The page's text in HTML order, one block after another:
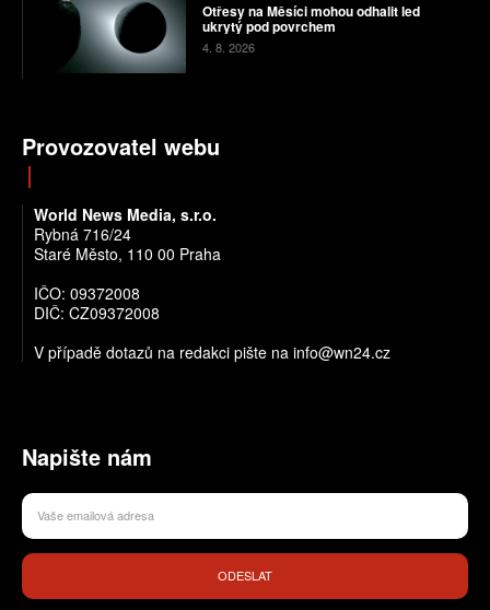
Otřesy na Měsíci mohou odhalit led
ukrytý pod povrchem
4. 8. 2026
Provozovatel webu
World News Media, s.r.o.
Rybná 716/24
Staré Město, 110 00 Praha
IČO: 09372008
DIČ: CZ09372008
V případě dotazů na redakci pište na info@wn24.cz
Napište nám
ODESLAT